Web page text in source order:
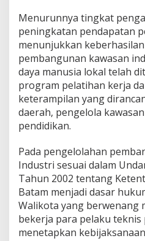
Menurunnya tingkat
peningkatan pendapatan
menunjukkan
pembangunan kawasan
daya manusia lokal telah
program pelatihan kerja
keterampilan yang
daerah, pengelola
pendidikan.
Pada pengelolahan
Industri sesuai dalam
Tahun 2002 tentang
Batam menjadi dasar
Walikota yang berwenang
bekerja para pelaku
menetapkan